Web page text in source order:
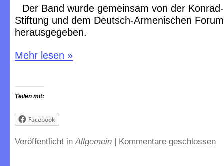
Der Band wurde gemeinsam von der
Stiftung und dem Deutsch-Armenischen Forum
herausgegeben.
Mehr lesen »
Teilen mit:
Facebook
Veröffentlicht inAllgemein | Kommentare geschlossen